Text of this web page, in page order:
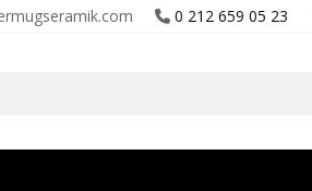
0 212 659 05 23